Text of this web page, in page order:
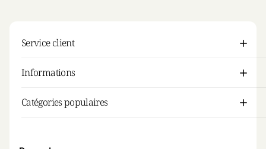
Service client
Informations
Catégories populaires